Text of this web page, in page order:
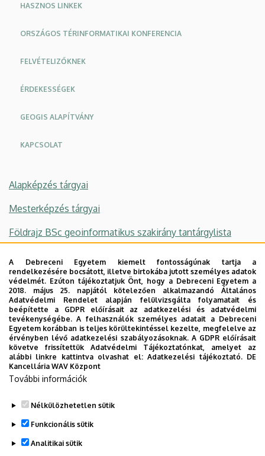
HASZNOS LINKEK
ORSZÁGOS TÉRINFORMATIKAI KONFERENCIA
FELVÉTELIZŐKNEK
ÉRDEKESSÉGEK
GEOGIS ALAPÍTVÁNY
KAPCSOLAT
Alapképzés tárgyai
Mesterképzés tárgyai
Földrajz BSc geoinformatikus szakirány tantárgylista
Választható szakdolgozati témák
Szakdolgozat és diplomamunka követelmények
Geoinformatikus MSc záróvizsga tételsor
Fogadóórák
Legutóbbi frissítés: 2024. 05. 13. 13:16
A Debreceni Egyetem kiemelt fontosságúnak tartja a
rendelkezésére bocsátott, illetve birtokába jutott személyes adatok
védelmét. Ezúton tájékoztatjuk Önt, hogy a Debreceni Egyetem a
2018. május 25. napjától kötelezően alkalmazandó Általános
Adatvédelmi Rendelet alapján felülvizsgálta folyamatait és
beépítette a GDPR előírásait az adatkezelési és adatvédelmi
tevékenységébe. A felhasználók személyes adatait a Debreceni
Egyetem korábban is teljes körültekintéssel kezelte, megfelelve az
érvényben lévő adatkezelési szabályozásoknak. A GDPR előírásait
követve frissítettük Adatvédelmi Tájékoztatónkat, amelyet az
alábbi linkre kattintva olvashat el:Adatkezelési tájékoztató. DE
Kancellária WAV Központ
További információk
Nélkülözhetetlen sütik
Funkcionális sütik
Analitikai sütik